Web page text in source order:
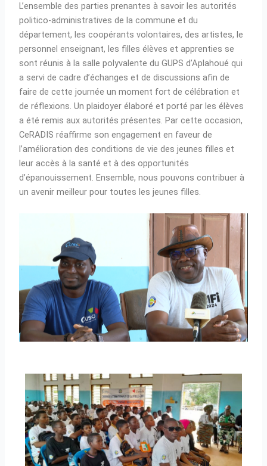
L’ensemble des parties prenantes à savoir les autorités
politico-administratives de la commune et du
département, les coopérants volontaires, des artistes, le
personnel enseignant, les filles élèves et apprenties se
sont réunis à la salle polyvalente du GUPS d’Aplahoué qui
a servi de cadre d’échanges et de discussions afin de
faire de cette journée un moment fort de célébration et
de réflexions. Un plaidoyer élaboré et porté par les élèves
a été remis aux autorités présentes. Par cette occasion,
CeRADIS réaffirme son engagement en faveur de
l’amélioration des conditions de vie des jeunes filles et
leur accès à la santé et à des opportunités
d’épanouissement. Ensemble, nous pouvons contribuer à
un avenir meilleur pour toutes les jeunes filles.